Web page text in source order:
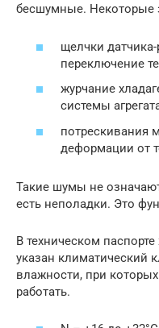
бесшумные. Некоторые
щелчки
переключение
журчание
системы
потрескивания
деформации от
Такие шумы не
есть неполадки. Это
В техническом
указан климатический
влажности, при
работать.